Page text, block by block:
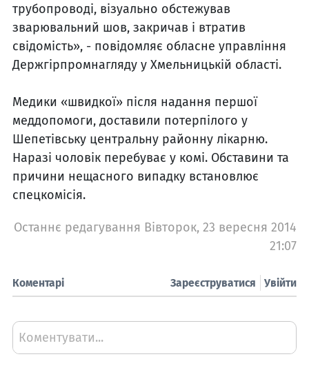
трубопроводі, візуально обстежував
зварювальний шов, закричав і втратив
свідомість», - повідомляє обласне управління
Держгірпромнагляду у Хмельницькій області.
Медики «швидкої» після надання першої
меддопомоги, доставили потерпілого у
Шепетівську центральну районну лікарню.
Наразі чоловік перебуває у комі. Обставини та
причини нещасного випадку встановлює
спецкомісія.
Останнє редагування Вівторок, 23 вересня 2014
21:07
Коментарі Увійти
Зареєструватися
Коментувати...